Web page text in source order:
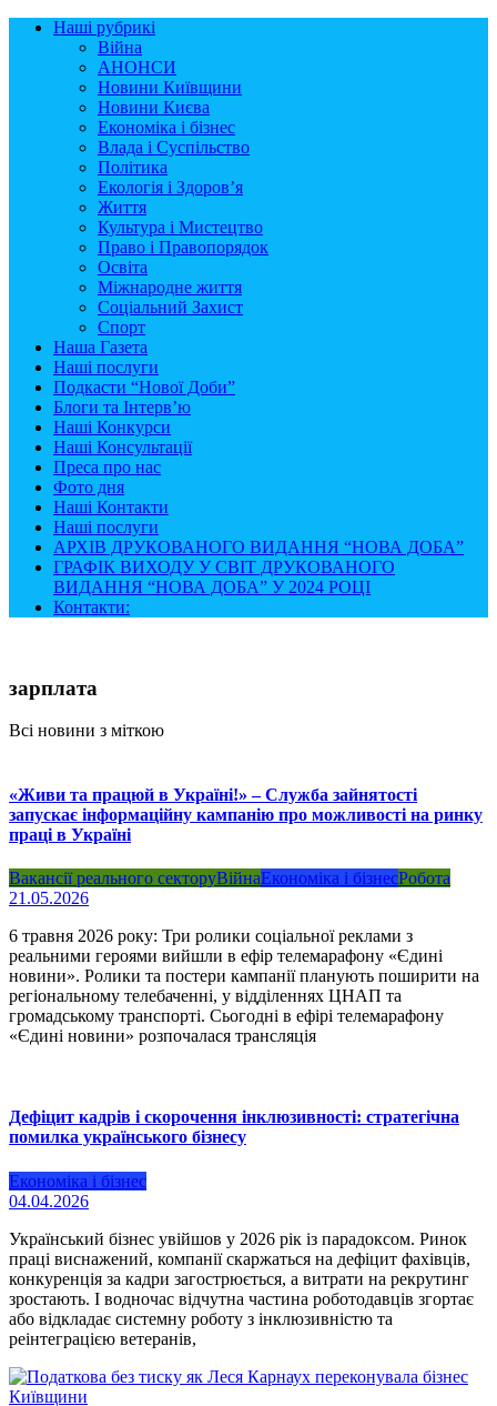
Наші рубрикі
Війна
АНОНСИ
Новини Київщини
Новини Києва
Економіка і бізнес
Влада і Суспільство
Політика
Екологія і Здоров’я
Життя
Культура і Мистецтво
Право і Правопорядок
Освіта
Міжнародне життя
Соціальний Захист
Спорт
Наша Газета
Наші послуги
Подкасти “Нової Доби”
Блоги та Інтерв’ю
Наші Конкурси
Наші Консультації
Преса про нас
Фото дня
Наші Контакти
Наші послуги
АРХІВ ДРУКОВАНОГО ВИДАННЯ “НОВА ДОБА”
ГРАФІК ВИХОДУ У СВІТ ДРУКОВАНОГО
ВИДАННЯ “НОВА ДОБА” У 2024 РОЦІ
Контакти:
зарплата
Всі новини з міткою
«Живи та працюй в Україні!» – Служба зайнятості
запускає інформаційну кампанію про можливості на ринку
праці в Україні
Вакансії реального секторуВійнаЕкономіка і бізнесРобота
21.05.2026
6 травня 2026 року: Три ролики соціальної реклами з
реальними героями вийшли в ефір телемарафону «Єдині
новини». Ролики та постери кампанії планують поширити на
регіональному телебаченні, у відділеннях ЦНАП та
громадському транспорті. Сьогодні в ефірі телемарафону
«Єдині новини» розпочалася трансляція
Дефіцит кадрів і скорочення інклюзивності: стратегічна
помилка українського бізнесу
Економіка і бізнес
04.04.2026
Український бізнес увійшов у 2026 рік із парадоксом. Ринок
праці виснажений, компанії скаржаться на дефіцит фахівців,
конкуренція за кадри загострюється, а витрати на рекрутинг
зростають. І водночас відчутна частина роботодавців згортає
або відкладає системну роботу з інклюзивністю та
реінтеграцією ветеранів,